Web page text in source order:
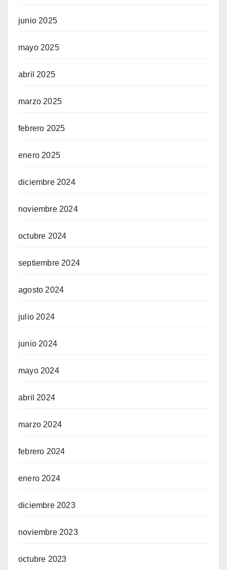
junio 2025
mayo 2025
abril 2025
marzo 2025
febrero 2025
enero 2025
diciembre 2024
noviembre 2024
octubre 2024
septiembre 2024
agosto 2024
julio 2024
junio 2024
mayo 2024
abril 2024
marzo 2024
febrero 2024
enero 2024
diciembre 2023
noviembre 2023
octubre 2023